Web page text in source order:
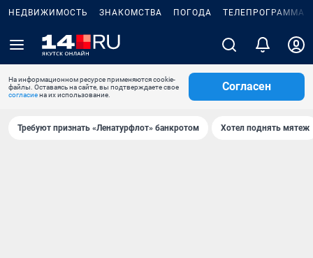
НЕДВИЖИМОСТЬ ЗНАКОМСТВА ПОГОДА ТЕЛЕПРОГРАММА
На информационном ресурсе применяются cookie-
файлы. Оставаясь на сайте, вы подтверждаете свое
согласиена их использование.
Согласен
Требуют признать «Ленатурфлот» банкротом Хотел поднять мятеж